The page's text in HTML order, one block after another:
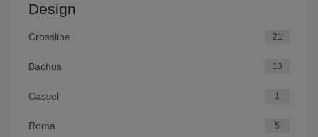
Design
Crossline 21
Bachus 13
Cassel 1
Roma 5